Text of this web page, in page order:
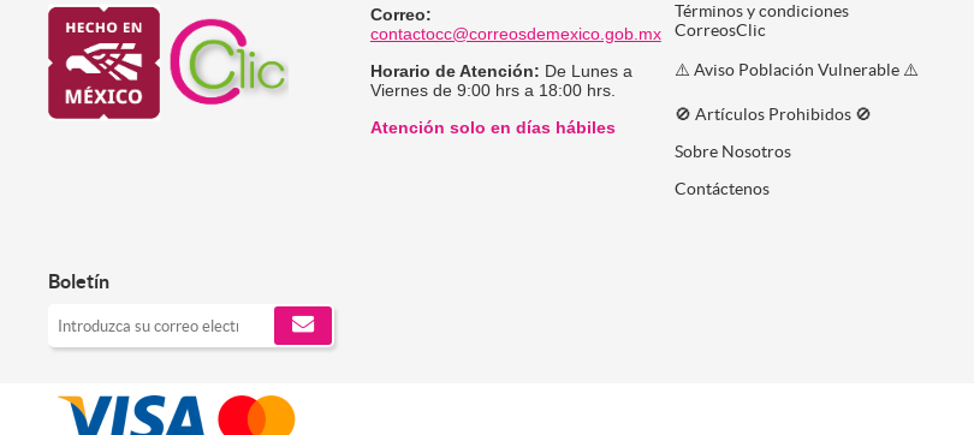
Boletín
Correo:
contactocc@correosdemexico.gob.mx
Horario de Atención: De Lunes a
Viernes de 9:00 hrs a 18:00 hrs.
Atención solo en días hábiles
Términos y condiciones
CorreosClic
⚠️ Aviso Población Vulnerable ⚠️
🚫 Artículos Prohibidos 🚫
Sobre Nosotros
Contáctenos